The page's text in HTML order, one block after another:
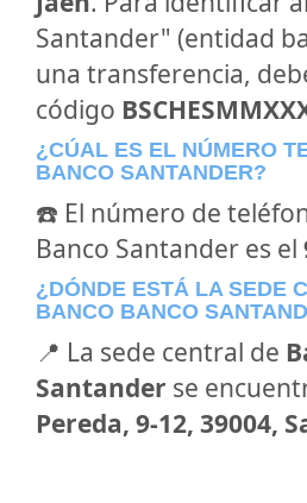
Santander" (entidad
una transferencia,
código
¿CÚAL ES EL NÚMERO
BANCO SANTANDER?
☎️ El número de
Banco Santander es el
¿DÓNDE ESTÁ LA SEDE
BANCO BANCO
📍 La sede central de
Santander se
Pereda, 9-12, 39004,